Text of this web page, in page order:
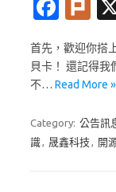
Fa
e
b
o
Pl
k
首先，歡迎你搭
貝卡！ 還記得我
不… Read More »
Category: 公告訊
識, 晟鑫科技 , 開